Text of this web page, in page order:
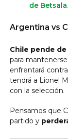
de Betsala.
Argentina vs
Chile pende
para
enfrentará
tendrá a Lionel
con la selección.
Pensamos que
partido y